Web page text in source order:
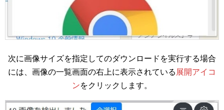
次に画像サイズを指定してのダウンロードを実行する場合
には、画像の一覧画面の右上に表示されている展開アイコ
ンをクリックします。